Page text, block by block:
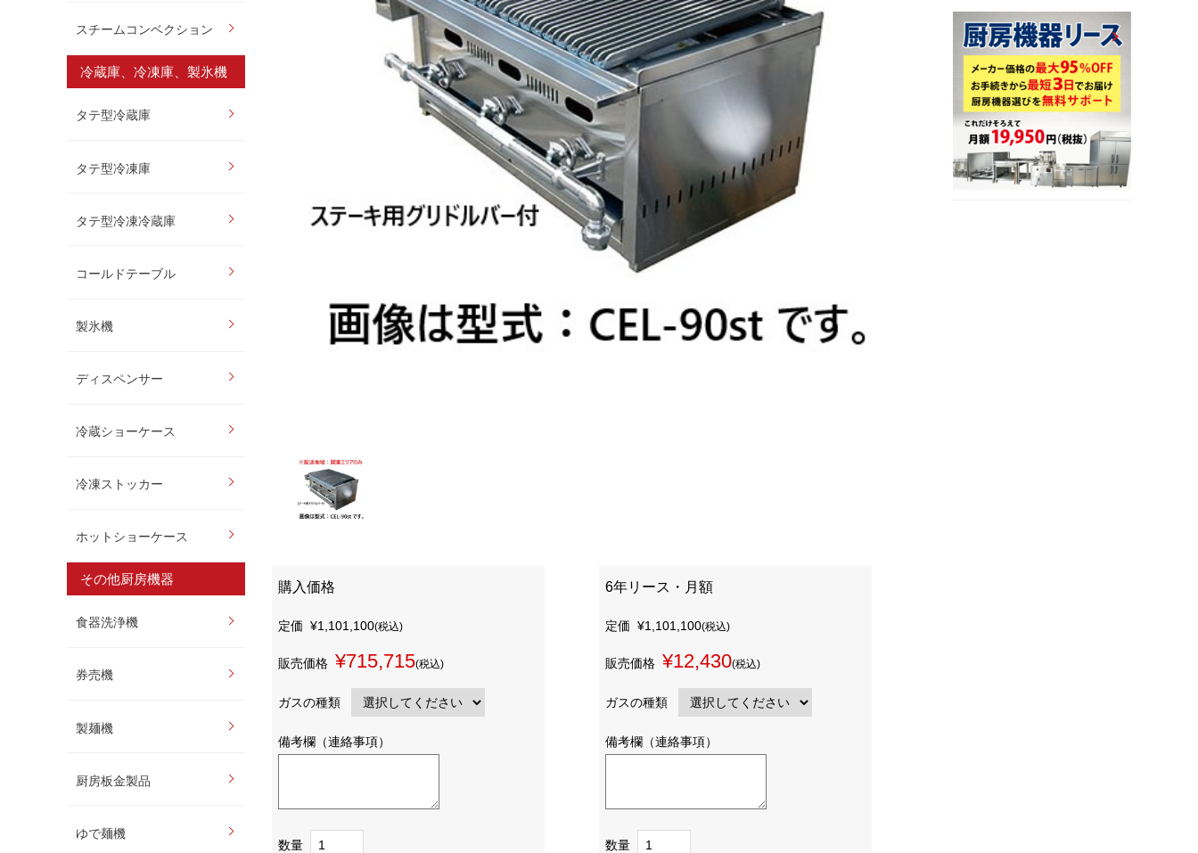
スチームコンベクション
冷蔵庫、冷凍庫、製氷機
タテ型冷蔵庫
タテ型冷凍庫
タテ型冷凍冷蔵庫
コールドテーブル
製氷機
ディスペンサー
冷蔵ショーケース
冷凍ストッカー
ホットショーケース
その他厨房機器
食器洗浄機
券売機
製麺機
厨房板金製品
ゆで麺機
購入価格
定価 ¥1,101,100(税込)
販売価格 ¥715,715(税込)
ガスの種類
備考欄（連絡事項）
数量
6年リース・月額
定価 ¥1,101,100(税込)
販売価格 ¥12,430(税込)
ガスの種類
備考欄（連絡事項）
数量